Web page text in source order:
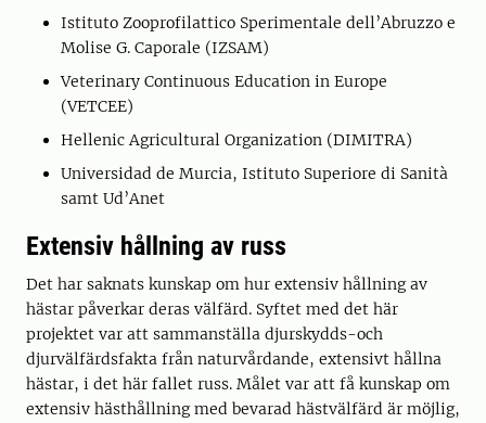
Istituto Zooprofilattico Sperimentale dell’Abruzzo e
Molise G. Caporale (IZSAM)
Veterinary Continuous Education in Europe
(VETCEE)
Hellenic Agricultural Organization (DIMITRA)
Universidad de Murcia, Istituto Superiore di Sanità
samt Ud’Anet
Extensiv hållning av russ
Det har saknats kunskap om hur extensiv hållning av
hästar påverkar deras välfärd. Syftet med det här
projektet var att sammanställa djurskydds-och
djurvälfärdsfakta från naturvårdande, extensivt hållna
hästar, i det här fallet russ. Målet var att få kunskap om
extensiv hästhållning med bevarad hästvälfärd är möjlig,